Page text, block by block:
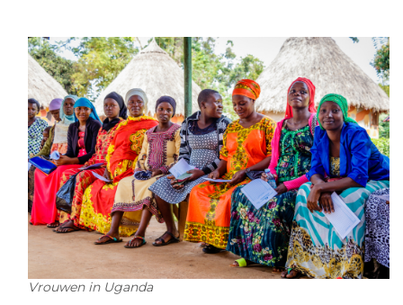
Vrouwen in Uganda